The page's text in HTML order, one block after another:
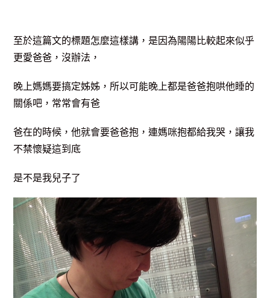
至於這篇文的標題怎麼這樣講，是因為陽陽比較起來似乎
更愛爸爸，沒辦法，
晚上媽媽要搞定姊姊，所以可能晚上都是爸爸抱哄他睡的
關係吧，常常會有爸
爸在的時候，他就會要爸爸抱，連媽咪抱都給我哭，讓我
不禁懷疑這到底
是不是我兒子了